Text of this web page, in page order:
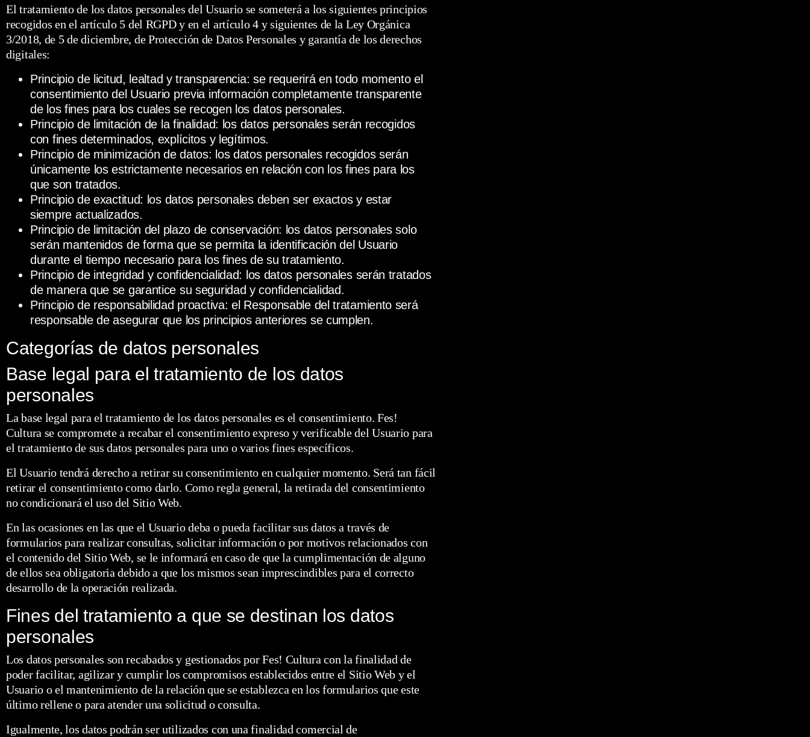
El tratamiento de los datos personales del Usuario se someterá a los siguientes principios
recogidos en el artículo 5 del RGPD y en el artículo 4 y siguientes de la Ley Orgánica
3/2018, de 5 de diciembre, de Protección de Datos Personales y garantía de los derechos
digitales:
Principio de licitud, lealtad y transparencia: se requerirá en todo momento el
consentimiento del Usuario previa información completamente transparente
de los fines para los cuales se recogen los datos personales.
Principio de limitación de la finalidad: los datos personales serán recogidos
con fines determinados, explícitos y legítimos.
Principio de minimización de datos: los datos personales recogidos serán
únicamente los estrictamente necesarios en relación con los fines para los
que son tratados.
Principio de exactitud: los datos personales deben ser exactos y estar
siempre actualizados.
Principio de limitación del plazo de conservación: los datos personales solo
serán mantenidos de forma que se permita la identificación del Usuario
durante el tiempo necesario para los fines de su tratamiento.
Principio de integridad y confidencialidad: los datos personales serán tratados
de manera que se garantice su seguridad y confidencialidad.
Principio de responsabilidad proactiva: el Responsable del tratamiento será
responsable de asegurar que los principios anteriores se cumplen.
Categorías de datos personales
Base legal para el tratamiento de los datos
personales
La base legal para el tratamiento de los datos personales es el consentimiento. Fes!
Cultura se compromete a recabar el consentimiento expreso y verificable del Usuario para
el tratamiento de sus datos personales para uno o varios fines específicos.
El Usuario tendrá derecho a retirar su consentimiento en cualquier momento. Será tan fácil
retirar el consentimiento como darlo. Como regla general, la retirada del consentimiento
no condicionará el uso del Sitio Web.
En las ocasiones en las que el Usuario deba o pueda facilitar sus datos a través de
formularios para realizar consultas, solicitar información o por motivos relacionados con
el contenido del Sitio Web, se le informará en caso de que la cumplimentación de alguno
de ellos sea obligatoria debido a que los mismos sean imprescindibles para el correcto
desarrollo de la operación realizada.
Fines del tratamiento a que se destinan los datos
personales
Los datos personales son recabados y gestionados por Fes! Cultura con la finalidad de
poder facilitar, agilizar y cumplir los compromisos establecidos entre el Sitio Web y el
Usuario o el mantenimiento de la relación que se establezca en los formularios que este
último rellene o para atender una solicitud o consulta.
Igualmente, los datos podrán ser utilizados con una finalidad comercial de